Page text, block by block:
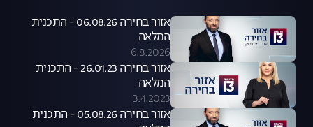
אזור בחירה 06.08.26 - התכנית
המלאה
6.8.2026
אזור בחירה 26.01.23 - התכנית
המלאה
3.4.2023
אזור בחירה 05.08.26 - התכנית